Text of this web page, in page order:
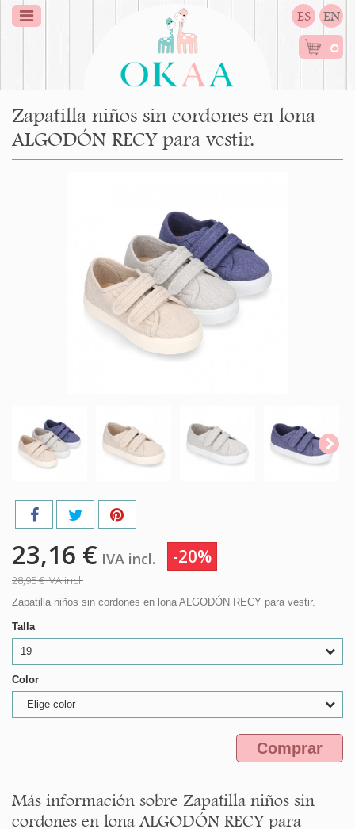
ES EN
0
Zapatilla niños sin cordones en lona
ALGODÓN RECY para vestir.
23,16 € IVA incl. -20%
28,95 €IVA incl.
Zapatilla niños sin cordones en lona ALGODÓN RECY para vestir.
Talla
19
Color
- Elige color -
Comprar
Más información sobre Zapatilla niños sin
cordones en lona ALGODÓN RECY para